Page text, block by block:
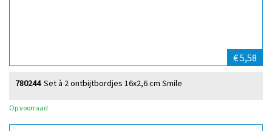
€ 5,58
Set à 2 ontbijtbordjes 16x2,6 cm Smile
780244
Op voorraad